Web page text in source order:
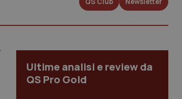
Ultime analisi e review da
QS Pro Gold